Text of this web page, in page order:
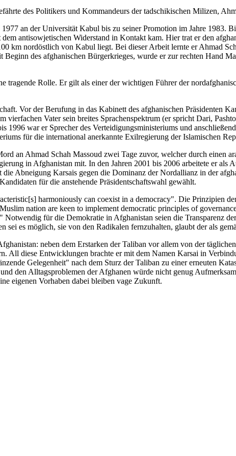
des Politikers und Kommandeurs der tadschikischen Milizen,
an der Universität Kabul bis zu seiner Promotion im Jahre 1983.
antisowjetischen Widerstand in Kontakt kam. Hier trat er den
km nordöstlich von Kabul liegt. Bei dieser Arbeit lernte er Ahmad
des afghanischen Bürgerkrieges, wurde er zur rechten Hand
Rolle. Er gilt als einer der wichtigen Führer der
Vor der Berufung in das Kabinett des afghanischen Präsidenten
Vater sein breites Sprachenspektrum (er spricht Dari,
war er Sprecher des Verteidigungsministeriums und
für die international anerkannte Exilregierung der Islamischen
an Ahmad Schah Massoud zwei Tage zuvor, welcher durch einen
in Afghanistan mit. In den Jahren 2001 bis 2006 arbeitete er als
Abneigung Karsais gegen die Dominanz der Nordallianz in der
für die anstehende Präsidentschaftswahl gewählt.
harmoniously can coexist in a democracy". Die Prinzipien
nation are keen to implement democratic principles of
für die Demokratie in Afghanistan seien die Transparenz
es möglich, sie von den Radikalen fernzuhalten, glaubt der als
neben dem Erstarken der Taliban vor allem von der
All diese Entwicklungen brachte er mit dem Namen Karsai in
Gelegenheit" nach dem Sturz der Taliban zu einer erneuten
den Alltagsproblemen der Afghanen würde nicht genug
eigenen Vorhaben dabei bleiben vage Zukunft.